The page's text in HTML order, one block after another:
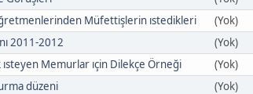
Müfettişlerin ıstedikleri
(Yok)
2011-2012
(Yok)
ısteyen Memurlar ıçin Dilekçe Örneği
(Yok)
düzeni
(Yok)